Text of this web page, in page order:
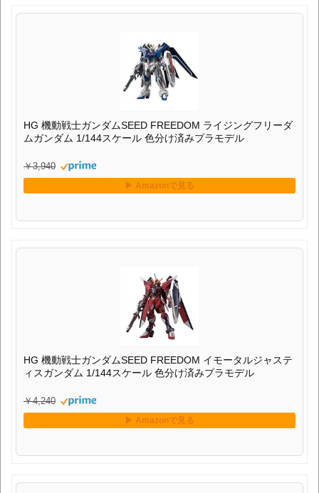
HG 機動戦士ガンダムSEED FREEDOM ライジングフリーダ
ムガンダム 1/144スケール 色分け済みプラモデル
￥3,940
HG 機動戦士ガンダムSEED FREEDOM イモータルジャステ
ィスガンダム 1/144スケール 色分け済みプラモデル
￥4,240